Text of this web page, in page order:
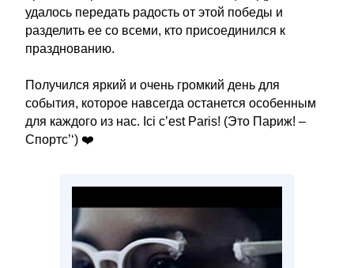
удалось передать радость от этой победы и
разделить ее со всеми, кто присоединился к
празднованию.
Получился яркий и очень громкий день для
события, которое навсегда останется особенным
для каждого из нас. Ici c’est Paris! (Это Париж! –
Спортс’‘) ❤️